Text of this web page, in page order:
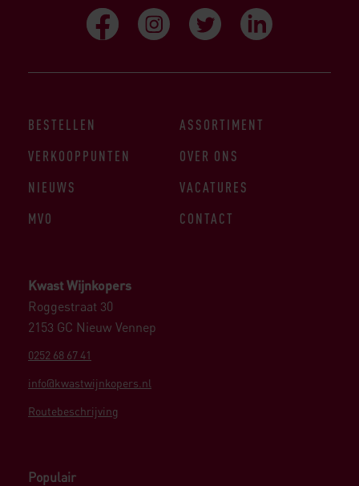
Kwast Wijnkopers
Roggestraat 30
2153 GC Nieuw Vennep
0252 68 67 41
info@kwastwijnkopers.nl
Routebeschrijving
Populair
BESTELLEN
ASSORTIMENT
VERKOOPPUNTEN
OVER ONS
NIEUWS
VACATURES
MVO
CONTACT